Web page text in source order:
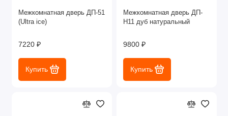
Межкомнатная дверь ДП-51
(Ultra ice)
7220 ₽
Купить
Межкомнатная дверь ДП-
Н11 дуб натуральный
9800 ₽
Купить